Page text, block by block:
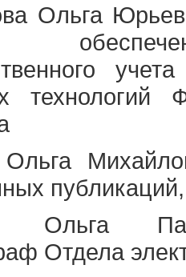
Ольга
технологий
Ольга
Отдела